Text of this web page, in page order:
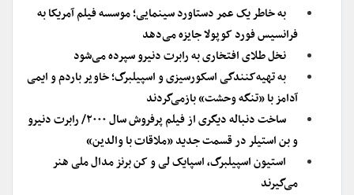
به خاطر یک عمر دستاورد سینمایی؛ موسسه فیلم آمریکا به
فرانسیس فورد کوپولا جایزه می‌دهد
نخل طلای افتخاری به رابرت دنیرو سپرده می‌شود
به تهیه‌کنندگی اسکورسیزی و اسپیلبرگ؛ خاویر باردم و ایمی
آدامز با «تنگه وحشت» بازمی‌گردند
ساخت دنباله دیگری از فیلم پرفروش سال ۲۰۰۰/ رابرت دنیرو
و بن استیلر در قسمت جدید «ملاقات با والدین»
استیون اسپیلبرگ، اسپایک لی و کن برنز مدال ملی هنر
می‌گیرند